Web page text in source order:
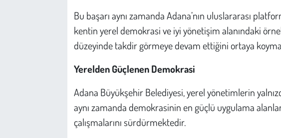
Bu başarı aynı zamanda Adana’nın uluslararası
kentin yerel demokrasi ve iyi yönetişim alanındaki
düzeyinde takdir görmeye devam ettiğini ortaya
Yerelden Güçlenen Demokrasi
Adana Büyükşehir Belediyesi, yerel yönetimlerin
aynı zamanda demokrasinin en güçlü uygulama
çalışmalarını sürdürmektedir.